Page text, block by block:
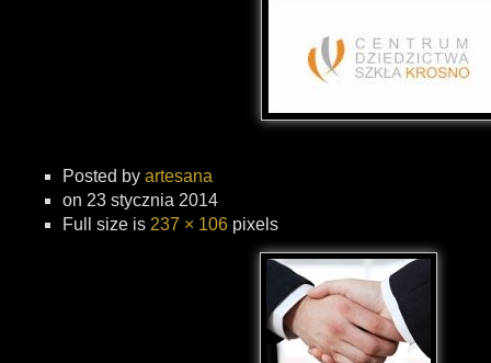
Posted by artesana
on 23 stycznia 2014
Full size is 237 × 106 pixels